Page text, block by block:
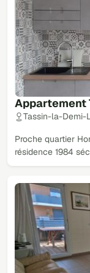
Appartement
Tassin-la-Demi-
Proche quartier
résidence 1984